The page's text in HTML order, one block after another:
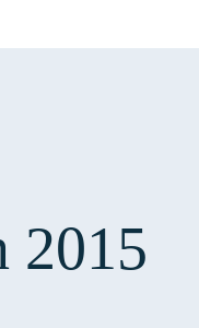
2015